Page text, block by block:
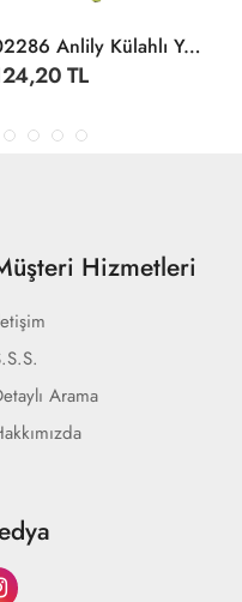
02286 Anlily Külahlı Yavrulu Bebek -Oydaş
TL
Hizmetleri
Arama